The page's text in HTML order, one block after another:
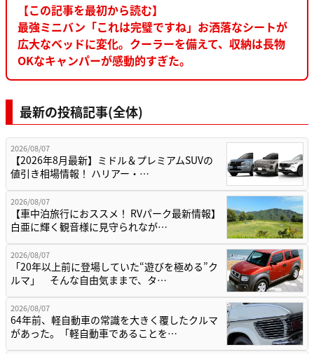
【この記事を最初から読む】
最強ミニバン「これは完璧ですね」お洒落なシートが
広大なベッドに変化。クーラーを備えて、収納は長物
OKなキャンパーが感動的すぎた。
最新の投稿記事(全体)
2026/08/07
【2026年8月最新】ミドル＆プレミアムSUVの
値引き相場情報！ ハリアー・…
2026/08/07
【車中泊旅行におススメ！ RVパーク最新情報】
白亜に輝く観音様に見守られなが…
2026/08/07
「20年以上前に登場していた“遊びを極める”ク
ルマ」 そんな自由気ままで、タ…
2026/08/07
64年前、軽自動車の常識を大きく覆したクルマ
があった。「軽自動車であることを…